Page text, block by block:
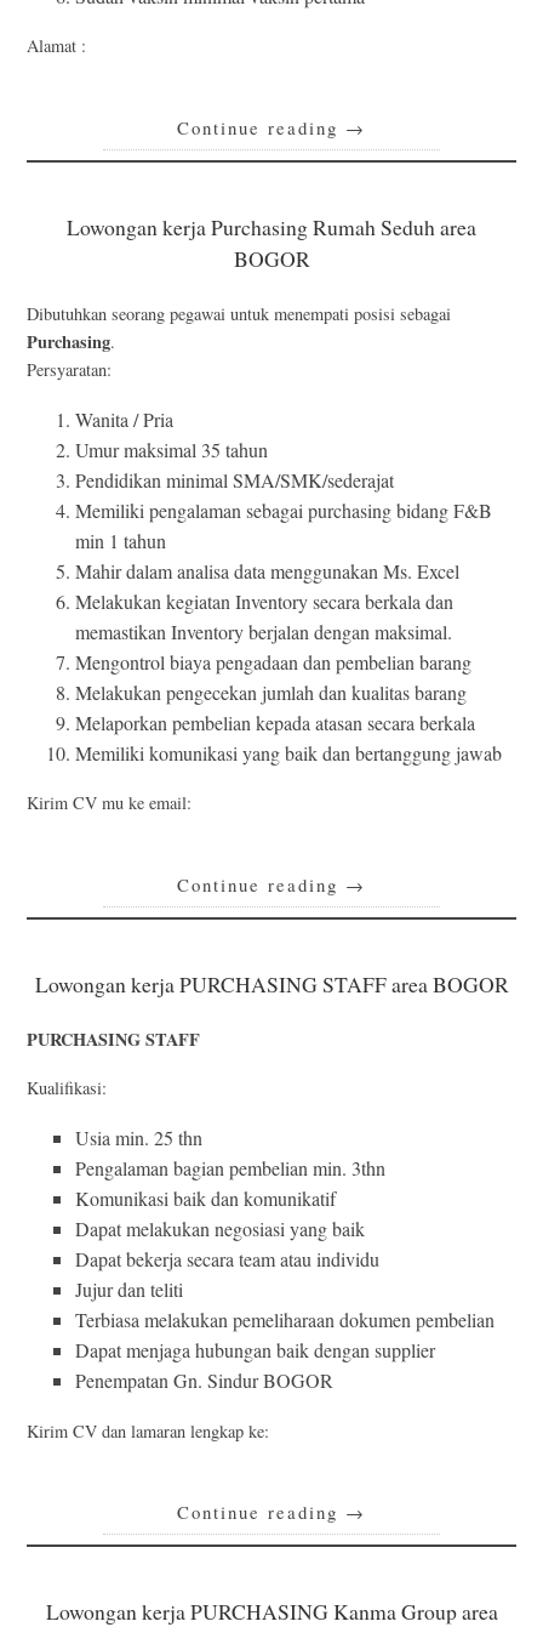
Alamat :
Continue reading →
Lowongan kerja Purchasing Rumah Seduh area
BOGOR
Dibutuhkan seorang pegawai untuk menempati posisi sebagai
Purchasing.
Persyaratan:
Wanita / Pria
Umur maksimal 35 tahun
Pendidikan minimal SMA/SMK/sederajat
Memiliki pengalaman sebagai purchasing bidang F&B
min 1 tahun
Mahir dalam analisa data menggunakan Ms. Excel
Melakukan kegiatan Inventory secara berkala dan
memastikan Inventory berjalan dengan maksimal.
Mengontrol biaya pengadaan dan pembelian barang
Melakukan pengecekan jumlah dan kualitas barang
Melaporkan pembelian kepada atasan secara berkala
Memiliki komunikasi yang baik dan bertanggung jawab
Kirim CV mu ke email:
Continue reading →
Lowongan kerja PURCHASING STAFF area BOGOR
PURCHASING STAFF
Kualifikasi:
Usia min. 25 thn
Pengalaman bagian pembelian min. 3thn
Komunikasi baik dan komunikatif
Dapat melakukan negosiasi yang baik
Dapat bekerja secara team atau individu
Jujur dan teliti
Terbiasa melakukan pemeliharaan dokumen pembelian
Dapat menjaga hubungan baik dengan supplier
Penempatan Gn. Sindur BOGOR
Kirim CV dan lamaran lengkap ke:
Continue reading →
Lowongan kerja PURCHASING Kanma Group area